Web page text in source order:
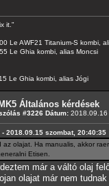
it."
Le AWF21 Titanium-S kombi,
Le Ghia kombi, alias Moncsi
Le Ghia kombi, alias Jógi
Általános kérdések
#3226 Dátum:
2018.09.15 szombat, 20:40:35
az olajat. Ha manualis, akkor
Etisen.
már a váltó olaj
olajat már nem